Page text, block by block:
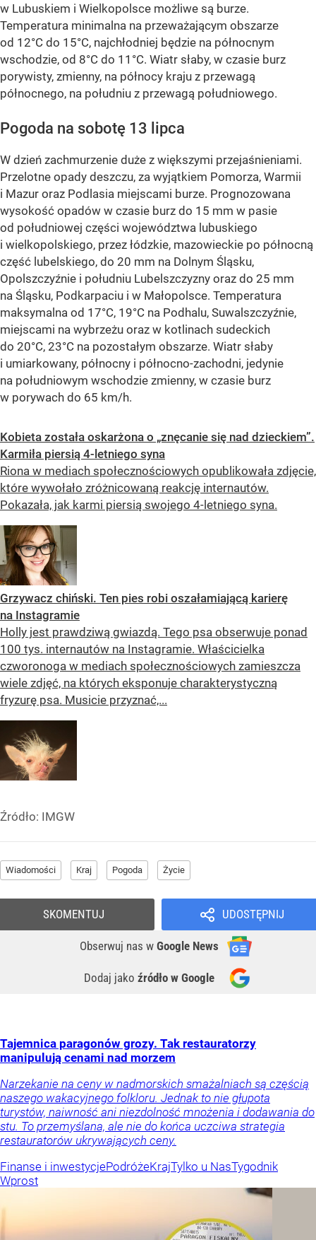
w Lubuskiem i Wielkopolsce możliwe są burze.
Temperatura minimalna na przeważającym obszarze
od 12°C do 15°C, najchłodniej będzie na północnym
wschodzie, od 8°C do 11°C. Wiatr słaby, w czasie burz
porywisty, zmienny, na północy kraju z przewagą
północnego, na południu z przewagą południowego.
Pogoda na sobotę 13 lipca
W dzień zachmurzenie duże z większymi przejaśnieniami.
Przelotne opady deszczu, za wyjątkiem Pomorza, Warmii
i Mazur oraz Podlasia miejscami burze. Prognozowana
wysokość opadów w czasie burz do 15 mm w pasie
od południowej części województwa lubuskiego
i wielkopolskiego, przez łódzkie, mazowieckie po północną
część lubelskiego, do 20 mm na Dolnym Śląsku,
Opolszczyźnie i południu Lubelszczyzny oraz do 25 mm
na Śląsku, Podkarpaciu i w Małopolsce. Temperatura
maksymalna od 17°C, 19°C na Podhalu, Suwalszczyźnie,
miejscami na wybrzeżu oraz w kotlinach sudeckich
do 20°C, 23°C na pozostałym obszarze. Wiatr słaby
i umiarkowany, północny i północno-zachodni, jedynie
na południowym wschodzie zmienny, w czasie burz
w porywach do 65 km/h.
Kobieta została oskarżona o „znęcanie się nad dzieckiem”.
Karmiła piersią 4-letniego syna
Riona w mediach społecznościowych opublikowała zdjęcie,
które wywołało zróżnicowaną reakcję internautów.
Pokazała, jak karmi piersią swojego 4-letniego syna.
Grzywacz chiński. Ten pies robi oszałamiającą karierę
na Instagramie
Holly jest prawdziwą gwiazdą. Tego psa obserwuje ponad
100 tys. internautów na Instagramie. Właścicielka
czworonoga w mediach społecznościowych zamieszcza
wiele zdjęć, na których eksponuje charakterystyczną
fryzurę psa. Musicie przyznać,...
Źródło: IMGW
Wiadomości Kraj Pogoda Życie
UDOSTĘPNIJ
Obserwuj nas w Google News
Dodaj jako źródło w Google
SKOMENTUJ
Tajemnica paragonów grozy. Tak restauratorzy
manipulują cenami nad morzem
Narzekanie na ceny w nadmorskich smażalniach są częścią
naszego wakacyjnego folkloru. Jednak to nie głupota
turystów, naiwność ani niezdolność mnożenia i dodawania do
stu. To przemyślana, ale nie do końca uczciwa strategia
restauratorów ukrywających ceny.
Finanse i inwestycjePodróżeKrajTylko u NasTygodnik
Wprost